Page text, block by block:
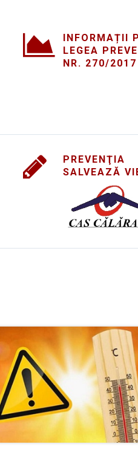
INFORMAȚII
LEGEA
NR. 270/2017
PREVENŢIA
SALVEAZĂ